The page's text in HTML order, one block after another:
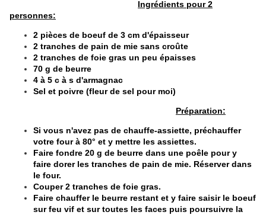
Ingrédients pour 2
personnes:
2 pièces de boeuf de 3 cm d'épaisseur
2 tranches de pain de mie sans croûte
2 tranches de foie gras un peu épaisses
70 g de beurre
4 à 5 c à s d'armagnac
Sel et poivre (fleur de sel pour moi)
Préparation:
Si vous n'avez pas de chauffe-assiette, préchauffer
votre four à 80° et y mettre les assiettes.
Faire fondre 20 g de beurre dans une poêle pour y
faire dorer les tranches de pain de mie. Réserver dans
le four.
Couper 2 tranches de foie gras.
Faire chauffer le beurre restant et y faire saisir le boeuf
sur feu vif et sur toutes les faces puis poursuivre la